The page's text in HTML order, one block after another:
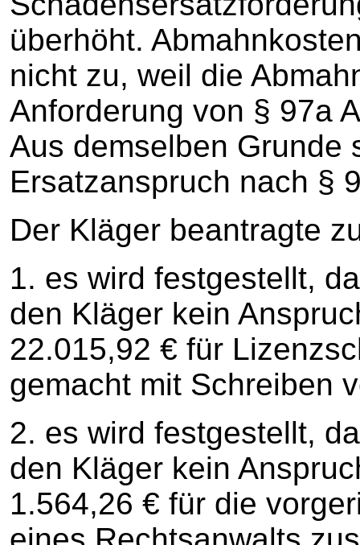
überhöht.
nicht zu, weil die
Anforderung von § 97a
Aus demselben Grunde
Ersatzanspruch nach §
Der Kläger beantragte
1. es wird festgestellt,
den Kläger kein
22.015,92 € für
gemacht mit Schreiben
2. es wird festgestellt,
den Kläger kein
1.564,26 € für die